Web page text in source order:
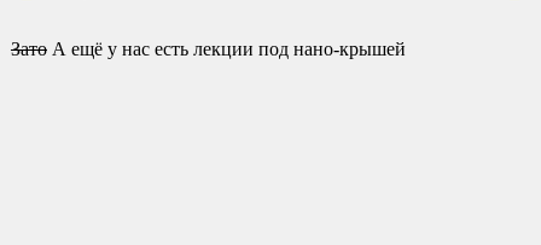
ЗатоА ещё у нас есть лекции под нано-крышей